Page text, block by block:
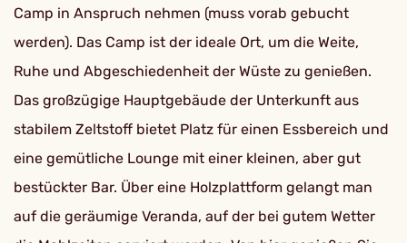
Camp in Anspruch nehmen (muss vorab gebucht
werden). Das Camp ist der ideale Ort, um die Weite,
Ruhe und Abgeschiedenheit der Wüste zu genießen.
Das großzügige Hauptgebäude der Unterkunft aus
stabilem Zeltstoff bietet Platz für einen Essbereich und
eine gemütliche Lounge mit einer kleinen, aber gut
bestückter Bar. Über eine Holzplattform gelangt man
auf die geräumige Veranda, auf der bei gutem Wetter